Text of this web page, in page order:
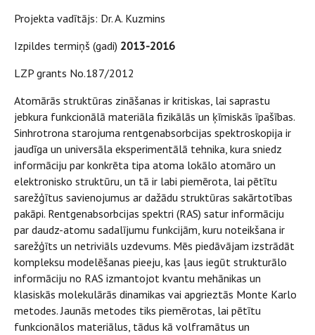
Projekta vadītājs: Dr. A. Kuzmins
Izpildes termiņš (gadi) 2013-2016
LZP grants No.187/2012
Atomārās struktūras zināšanas ir kritiskas, lai saprastu
jebkura funkcionālā materiāla fizikālās un ķīmiskās īpašības.
Sinhrotrona starojuma rentgenabsorbcijas spektroskopija ir
jaudīga un universāla eksperimentālā tehnika, kura sniedz
informāciju par konkrēta tipa atoma lokālo atomāro un
elektronisko struktūru, un tā ir labi piemērota, lai pētītu
sarežģītus savienojumus ar dažādu struktūras sakārtotības
pakāpi. Rentgenabsorbcijas spektri (RAS) satur informāciju
par daudz-atomu sadalījumu funkcijām, kuru noteikšana ir
sarežģīts un netriviāls uzdevums. Mēs piedāvājam izstrādāt
kompleksu modelēšanas pieeju, kas ļaus iegūt strukturālo
informāciju no RAS izmantojot kvantu mehānikas un
klasiskās molekulārās dinamikas vai apgrieztās Monte Karlo
metodes. Jaunās metodes tiks piemērotas, lai pētītu
funkcionālos materiālus, tādus kā volframātus un